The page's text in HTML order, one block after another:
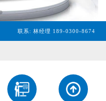
联系: 林经理 189-0300-8674